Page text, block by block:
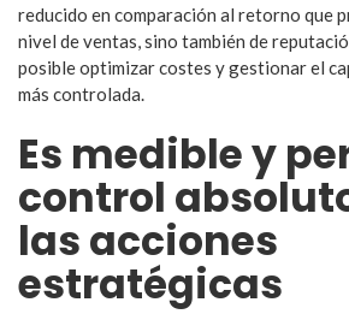
reducido en comparación al retorno que
nivel de ventas, sino también de
posible optimizar costes y gestionar el
más controlada.
Es medible y
control
las acciones
estratégicas